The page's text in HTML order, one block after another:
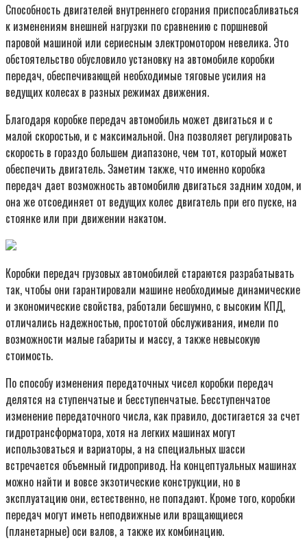
Способность двигателей внутреннего сгорания приспосабливаться
к изменениям внешней нагрузки по сравнению с поршневой
паровой машиной или сериесным электромотором невелика. Это
обстоятельство обусловило установку на автомобиле коробки
передач, обеспечивающей необходимые тяговые усилия на
ведущих колесах в разных режимах движения.
Благодаря коробке передач автомобиль может двигаться и с
малой скоростью, и с максимальной. Она позволяет регулировать
скорость в гораздо большем диапазоне, чем тот, который может
обеспечить двигатель. Заметим также, что именно коробка
передач дает возможность автомобилю двигаться задним ходом, и
она же отсоединяет от ведущих колес двигатель при его пуске, на
стоянке или при движении накатом.
Коробки передач грузовых автомобилей стараются разрабатывать
так, чтобы они гарантировали машине необходимые динамические
и экономические свойства, работали бесшумно, с высоким КПД,
отличались надежностью, простотой обслуживания, имели по
возможности малые габариты и массу, а также невысокую
стоимость.
По способу изменения передаточных чисел коробки передач
делятся на ступенчатые и бесступенчатые. Бесступенчатое
изменение передаточного числа, как правило, достигается за счет
гидротрансформатора, хотя на легких машинах могут
использоваться и вариаторы, а на специальных шасси
встречается объемный гидропривод. На концептуальных машинах
можно найти и вовсе экзотические конструкции, но в
эксплуатацию они, естественно, не попадают. Кроме того, коробки
передач могут иметь неподвижные или вращающиеся
(планетарные) оси валов, а также их комбинацию.